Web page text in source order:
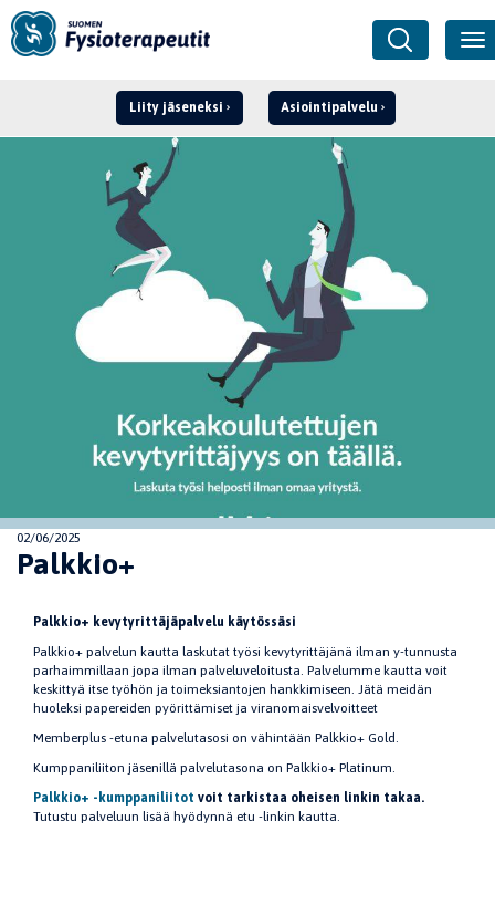
Liity jäseneksi Asiointipalvelu
02/06/2025
Palkkio+
Palkkio+ kevytyrittäjäpalvelu käytössäsi
Palkkio+ palvelun kautta laskutat työsi kevytyrittäjänä ilman y-tunnusta
parhaimmillaan jopa ilman palveluveloitusta. Palvelumme kautta voit
keskittyä itse työhön ja toimeksiantojen hankkimiseen. Jätä meidän
huoleksi papereiden pyörittämiset ja viranomaisvelvoitteet
Memberplus -etuna palvelutasosi on vähintään Palkkio+ Gold.
Kumppaniliiton jäsenillä palvelutasona on Palkkio+ Platinum.
Palkkio+ -kumppaniliitot voit tarkistaa oheisen linkin takaa.
Tutustu palveluun lisää hyödynnä etu -linkin kautta.